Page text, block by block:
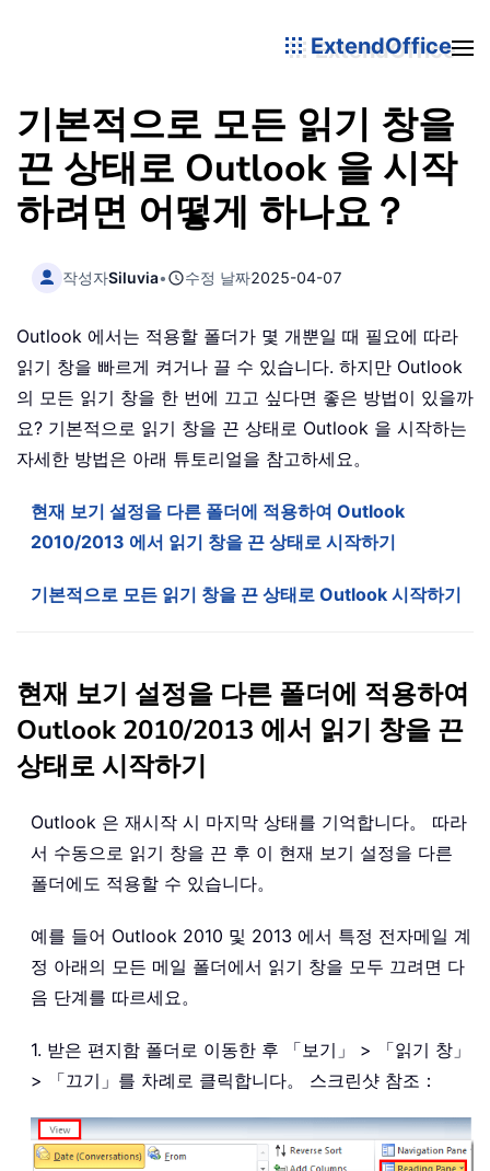
ExtendOffice
기본적으로 모든 읽기 창을
끈 상태로 Outlook 을 시작
하려면 어떻게 하나요？
작성자Siluvia• 수정 날짜2025-04-07
Outlook 에서는 적용할 폴더가 몇 개뿐일 때 필요에 따라
읽기 창을 빠르게 켜거나 끌 수 있습니다. 하지만 Outlook
의 모든 읽기 창을 한 번에 끄고 싶다면 좋은 방법이 있을까
요? 기본적으로 읽기 창을 끈 상태로 Outlook 을 시작하는
자세한 방법은 아래 튜토리얼을 참고하세요。
현재 보기 설정을 다른 폴더에 적용하여 Outlook
2010/2013 에서 읽기 창을 끈 상태로 시작하기
기본적으로 모든 읽기 창을 끈 상태로 Outlook 시작하기
현재 보기 설정을 다른 폴더에 적용하여
Outlook 2010/2013 에서 읽기 창을 끈
상태로 시작하기
Outlook 은 재시작 시 마지막 상태를 기억합니다。 따라
서 수동으로 읽기 창을 끈 후 이 현재 보기 설정을 다른
폴더에도 적용할 수 있습니다。
예를 들어 Outlook 2010 및 2013 에서 특정 전자메일 계
정 아래의 모든 메일 폴더에서 읽기 창을 모두 끄려면 다
음 단계를 따르세요。
1. 받은 편지함 폴더로 이동한 후 「보기」 > 「읽기 창」
> 「끄기」를 차례로 클릭합니다。 스크린샷 참조：